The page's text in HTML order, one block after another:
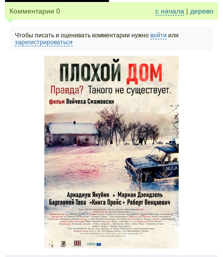
Комментарии 0 с начала | дерево
Чтобы писать и оценивать комментарии нужно войти или
зарегистрироваться